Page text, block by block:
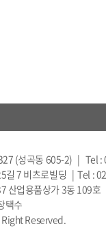
327 (성곡동 605-2) |
길 7 비츠로빌딩 | Tel
산업용품상가 3동
택수
Reserved.